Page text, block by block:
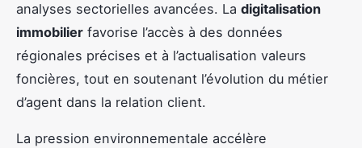
analyses sectorielles avancées. La digitalisation
immobilier favorise l’accès à des données
régionales précises et à l’actualisation valeurs
foncières, tout en soutenant l’évolution du métier
d’agent dans la relation client.
La pression environnementale accélère